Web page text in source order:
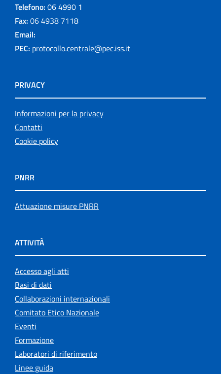
Telefono: 06 4990 1
Fax: 06 4938 7118
Email:
PEC: protocollo.centrale@pec.iss.it
PRIVACY
Informazioni per la privacy
Contatti
Cookie policy
PNRR
Attuazione misure PNRR
ATTIVITÀ
Accesso agli atti
Basi di dati
Collaborazioni internazionali
Comitato Etico Nazionale
Eventi
Formazione
Laboratori di riferimento
Linee guida